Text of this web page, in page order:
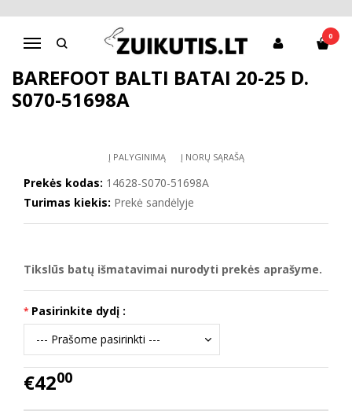
Navigacija
0
Pagrindinis Batai berniukui
D.D.Step batai berniukams
Barefoot balti batai 20-25 d. S070-51698A
BAREFOOT BALTI BATAI 20-25 D.
S070-51698A
Į PALYGINIMĄ Į NORŲ SĄRAŠĄ
Prekės kodas: 14628-S070-51698A
Turimas kiekis: Prekė sandėlyje
Tikslūs batų išmatavimai nurodyti prekės aprašyme.
Pasirinkite dydį :
€4200